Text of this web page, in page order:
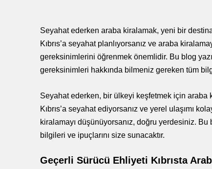
Seyahat ederken araba kiralamak, yeni bir
Kıbrıs’a seyahat planlıyorsanız ve araba
gereksinimlerini öğrenmek önemlidir. Bu blog
gereksinimleri hakkında bilmeniz gereken tüm
Seyahat ederken, bir ülkeyi keşfetmek için
Kıbrıs’a seyahat ediyorsanız ve yerel ulaşımı
kiralamayı düşünüyorsanız, doğru yerdesiniz. Bu
bilgileri ve ipuçlarını size sunacaktır.
Geçerli Sürücü Ehliyeti Kıbrısta